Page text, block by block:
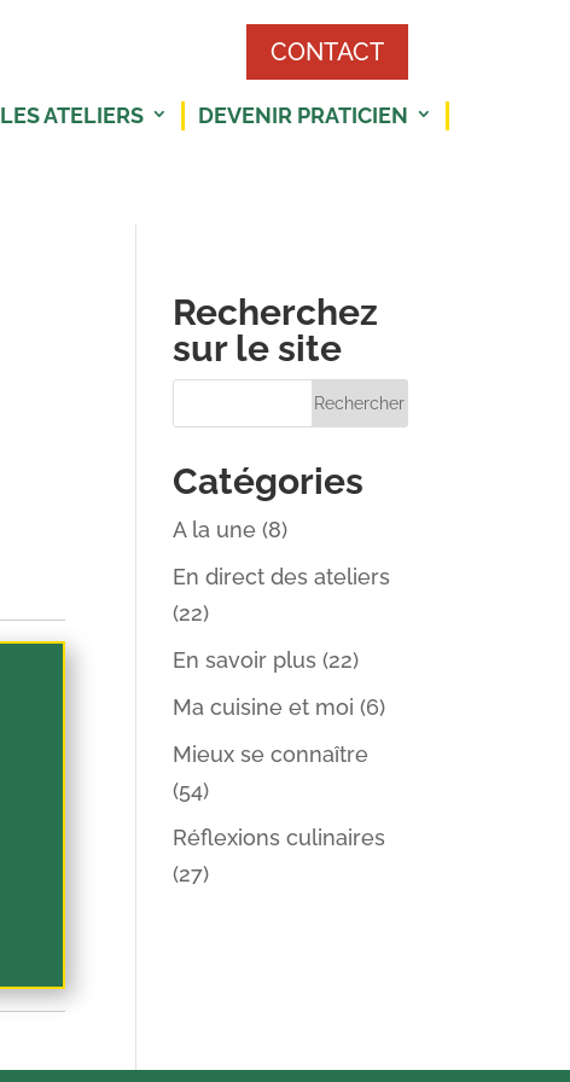
CONTACT
LES ATELIERS
DEVENIR PRATICIEN
Recherchez
sur le site
Catégories
A la une (8)
En direct des ateliers
(22)
En savoir plus (22)
Ma cuisine et moi (6)
Mieux se connaître
(54)
Réflexions culinaires
(27)